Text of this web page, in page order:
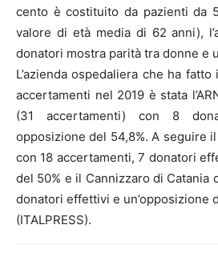
cento è costituito da pazienti da
valore di età media di 62 anni),
donatori mostra parità tra donne e
L’azienda ospedaliera che ha
accertamenti nel 2019 è stata
(31 accertamenti) con 8
opposizione del 54,8%. A seguire
con 18 accertamenti, 7 donatori
del 50% e il Cannizzaro di Catania
donatori effettivi e un’opposizione
(ITALPRESS).